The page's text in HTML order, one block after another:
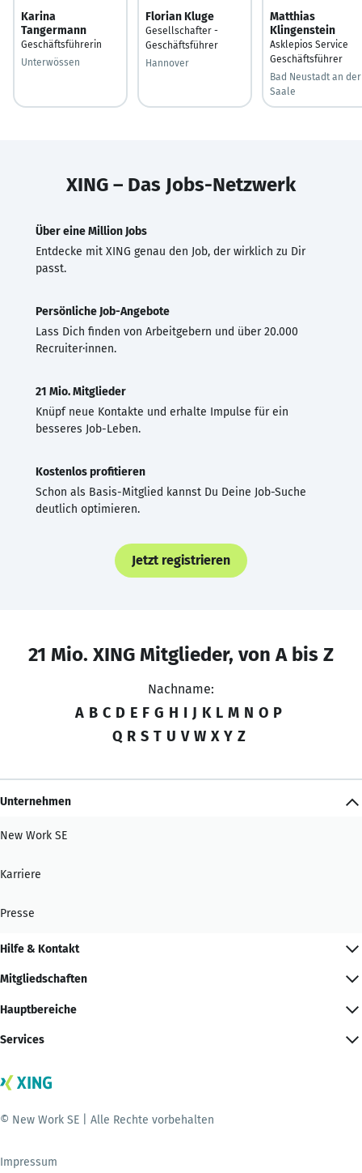
Karina
Tangermann
Geschäftsführerin
Unterwössen
Florian Kluge
Gesellschafter -
Geschäftsführer
Hannover
Matthias
Klingenstein
Asklepios Service
Geschäftsführer
Bad Neustadt an der
Saale
XING – Das Jobs-Netzwerk
Über eine Million Jobs
Entdecke mit XING genau den Job, der wirklich zu Dir
passt.
Persönliche Job-Angebote
Lass Dich finden von Arbeitgebern und über 20.000
Recruiter·innen.
21 Mio. Mitglieder
Knüpf neue Kontakte und erhalte Impulse für ein
besseres Job-Leben.
Kostenlos profitieren
Schon als Basis-Mitglied kannst Du Deine Job-Suche
deutlich optimieren.
Jetzt registrieren
21 Mio. XING Mitglieder, von A bis Z
Nachname:
A B C D E F G H I J K L M N O P
Q R S T U V W X Y Z
Unternehmen
New Work SE
Karriere
Presse
Hilfe & Kontakt
Mitgliedschaften
Hauptbereiche
Services
© New Work SE | Alle Rechte vorbehalten
Impressum